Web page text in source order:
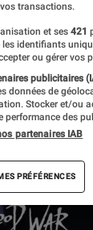
transactions.
et ses 421
les identifiants
ou gérer vos
publicitaires
données de
Stocker et/ou
performance des
partenaires IAB
PRÉFÉRENCES